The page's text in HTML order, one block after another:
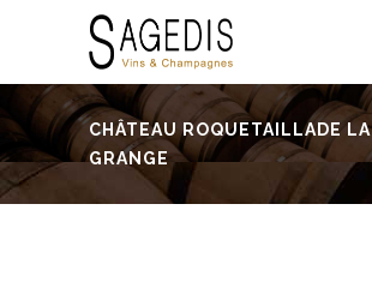
CHÂTEAU ROQUETAILLADE LA
GRANGE